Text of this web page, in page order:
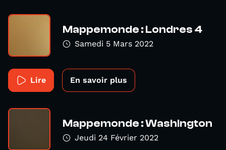
Mappemonde : Londres 4
Samedi 5 Mars 2022
Lire En savoir plus
Mappemonde : Washington
Jeudi 24 Février 2022